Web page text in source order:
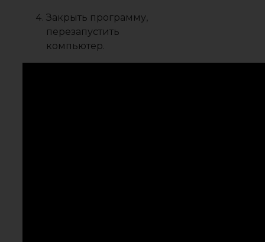
Закрыть программу,
перезапустить
компьютер.